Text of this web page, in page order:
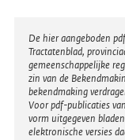
Disclaimer
De hier aangeboden
Tractatenblad,
gemeenschappelijke
zin van de
bekendmaking
Voor pdf-publicaties
vorm uitgegeven
elektronische versies